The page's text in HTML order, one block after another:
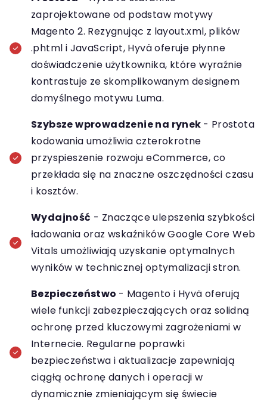
zaprojektowane od podstaw motywy
Magento 2. Rezygnując z layout.xml, plików
.phtml i JavaScript, Hyvä oferuje płynne
doświadczenie użytkownika, które wyraźnie
kontrastuje ze skomplikowanym designem
domyślnego motywu Luma.
Szybsze wprowadzenie na rynek - Prostota
kodowania umożliwia czterokrotne
przyspieszenie rozwoju eCommerce, co
przekłada się na znaczne oszczędności czasu
i kosztów.
Wydajność - Znaczące ulepszenia szybkości
ładowania oraz wskaźników Google Core Web
Vitals umożliwiają uzyskanie optymalnych
wyników w technicznej optymalizacji stron.
Bezpieczeństwo - Magento i Hyvä oferują
wiele funkcji zabezpieczających oraz solidną
ochronę przed kluczowymi zagrożeniami w
Internecie. Regularne poprawki
bezpieczeństwa i aktualizacje zapewniają
ciągłą ochronę danych i operacji w
dynamicznie zmieniającym się świecie